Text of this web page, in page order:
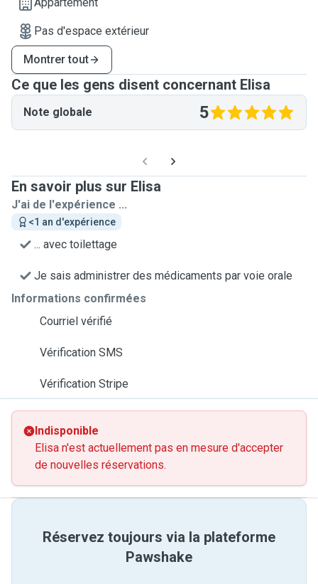
Pas d'espace extérieur
Montrer tout
Ce que les gens disent concernant Elisa
Note globale 5
En savoir plus sur Elisa
J'ai de l'expérience ...
<1 an d'expérience
... avec toilettage
Je sais administrer des médicaments par voie orale
Informations confirmées
Courriel vérifié
Vérification SMS
Vérification Stripe
Indisponible
Elisa n'est actuellement pas en mesure d'accepter
de nouvelles réservations.
Réservez toujours via la plateforme
Pawshake